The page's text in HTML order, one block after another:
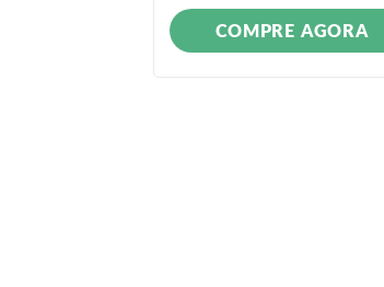
COMPRE AGORA